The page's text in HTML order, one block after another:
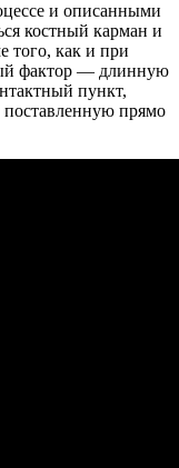
и описанными
костный карман и
того, как и при
фактор — длинную
пункт,
поставленную прямо